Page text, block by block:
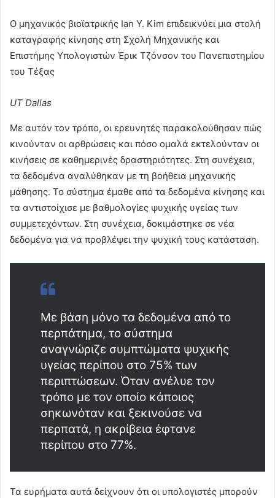
Ο μηχανικός βιοϊατρικής Ian Y. Kim επιδεικνύει μια στολή
καταγραφής κίνησης στη Σχολή Μηχανικής και
Επιστήμης Υπολογιστών Έρικ Τζόνσον του Πανεπιστημίου
του Τέξας
UT Dallas
Με αυτόν τον τρόπο, οι ερευνητές παρακολούθησαν πώς
κινούνταν οι αρθρώσεις και πόσο ομαλά εκτελούνταν οι
κινήσεις σε καθημερινές δραστηριότητες. Στη συνέχεια,
τα δεδομένα αναλύθηκαν με τη βοήθεια μηχανικής
μάθησης. Το σύστημα έμαθε από τα δεδομένα κίνησης και
τα αντιστοίχισε με βαθμολογίες ψυχικής υγείας των
συμμετεχόντων. Στη συνέχεια, δοκιμάστηκε σε νέα
δεδομένα για να προβλέψει την ψυχική τους κατάσταση.
Με βάση μόνο τα δεδομένα από το
περπάτημα, το σύστημα
αναγνώριζε συμπτώματα ψυχικής
υγείας περίπου στο 75% των
περιπτώσεων. Όταν ανέλυε τον
τρόπο με τον οποίο κάποιος
σηκωνόταν και ξεκινούσε να
περπατά, η ακρίβεια έφτανε
περίπου στο 77%.
Τα ευρήματα αυτά δείχνουν ότι οι υπολογιστές μπορούν